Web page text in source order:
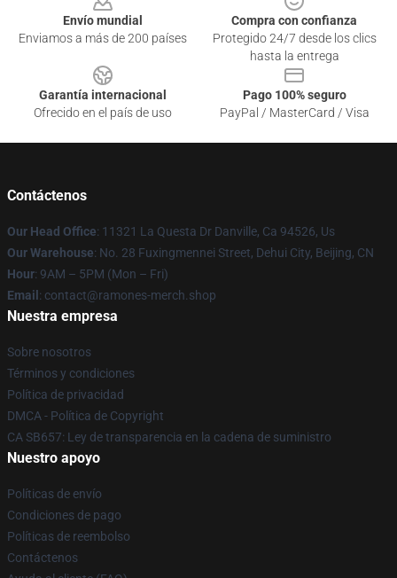
Envío mundial
Enviamos a más de 200 países
Compra con confianza
Protegido 24/7 desde los clics
hasta la entrega
Garantía internacional
Ofrecido en el país de uso
Pago 100% seguro
PayPal / MasterCard / Visa
Contáctenos
Our Head Office: 11321 La Questa Dr Danville, Ca 94526, Us
Our Warehouse: No. 28 Fuxingmennei Street, Dehui City, Beijing, CN
Hour: 9AM – 5PM (Mon – Fri)
Email : contact@ramones-merch.shop
Nuestra empresa
Sobre nosotros
Términos y condiciones
Política de privacidad
DMCA - Política de Copyright
CA SB657: Ley de transparencia en la cadena de suministro
Nuestro apoyo
Políticas de envío
Condiciones de pago
Políticas de reembolso
Contáctenos